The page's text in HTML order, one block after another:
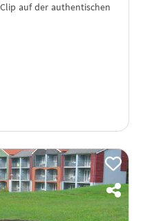
auf der authentischen